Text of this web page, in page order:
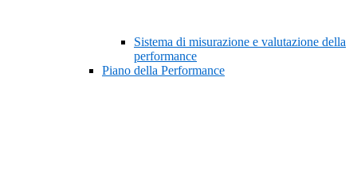
Sistema di misurazione e valutazione della
performance
Piano della Performance